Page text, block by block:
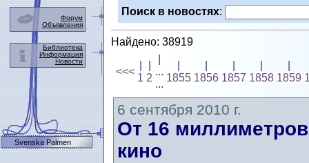
Поиск в новостях:
Найдено: 38919
<<<
1 2
...
...
1855 1856 1857 1858 1859
6 сентября 2010 г.
От 16
кино
Форум
Объявления
Библиотека
Информация
Новости
Svenska Palmen